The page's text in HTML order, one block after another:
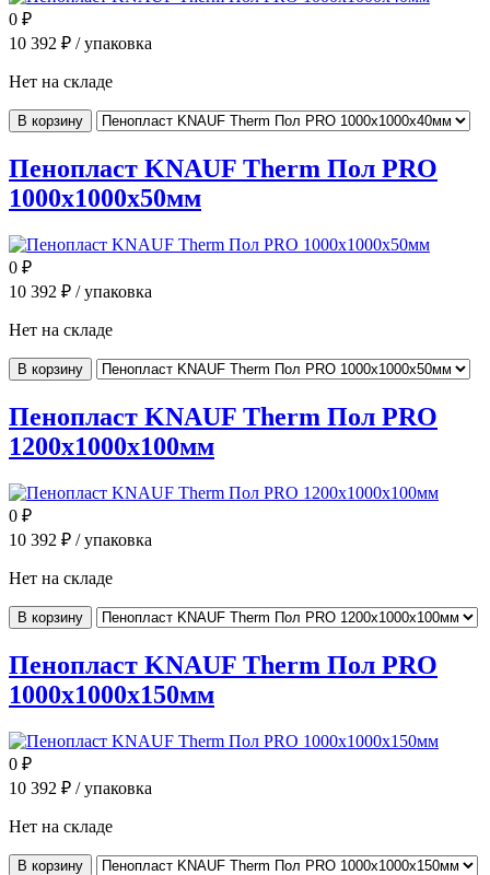
0 ₽
10 392 ₽ / упаковка
Нет на складе
В корзину
Пенопласт KNAUF Therm Пол PRO
1000x1000x50мм
0 ₽
10 392 ₽ / упаковка
Нет на складе
В корзину
Пенопласт KNAUF Therm Пол PRO
1200x1000x100мм
0 ₽
10 392 ₽ / упаковка
Нет на складе
В корзину
Пенопласт KNAUF Therm Пол PRO
1000x1000x150мм
0 ₽
10 392 ₽ / упаковка
Нет на складе
В корзину